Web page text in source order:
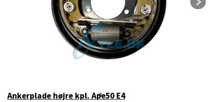
Ankerplade højre kpl. Ape50 E4